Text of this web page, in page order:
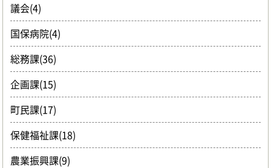
議会(4)
国保病院(4)
総務課(36)
企画課(15)
町民課(17)
保健福祉課(18)
農業振興課(9)